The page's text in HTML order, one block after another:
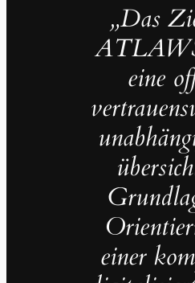
„Das
eine
einer